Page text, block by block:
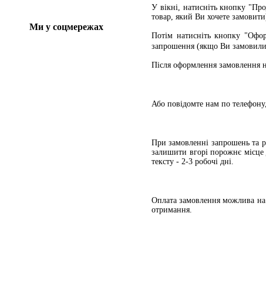
Ми у соцмережах
У вікні, натисніть кнопку
товар, який Ви хочете
Потім натисніть кнопку
запрошення (якщо Ви
Після оформлення замовлення
Або повідомте нам по
При замовленні запрошень та
залишити вгорі порожнє
тексту - 2-3 робочі дні.
Оплата замовлення можлива
отримання.